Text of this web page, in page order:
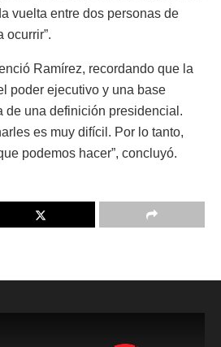
vuelta entre dos personas de
ocurrir”.
Ramírez, recordando que la
poder ejecutivo y una base
de una definición presidencial.
es muy difícil. Por lo tanto,
podemos hacer”, concluyó.